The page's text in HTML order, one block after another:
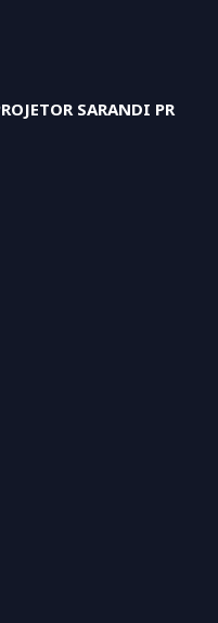
SARANDI PR